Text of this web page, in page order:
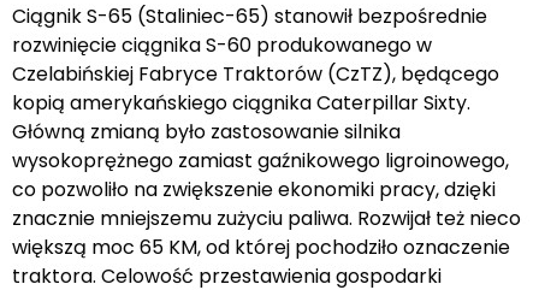
Ciągnik S-65 (Staliniec-65) stanowił bezpośrednie
rozwinięcie ciągnika S-60 produkowanego w
Czelabińskiej Fabryce Traktorów (CzTZ), będącego
kopią amerykańskiego ciągnika Caterpillar Sixty.
Główną zmianą było zastosowanie silnika
wysokoprężnego zamiast gaźnikowego ligroinowego,
co pozwoliło na zwiększenie ekonomiki pracy, dzięki
znacznie mniejszemu zużyciu paliwa. Rozwijał też nieco
większą moc 65 KM, od której pochodziło oznaczenie
traktora. Celowość przestawienia gospodarki